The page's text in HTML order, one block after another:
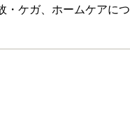
・ケガ、ホームケアにつ